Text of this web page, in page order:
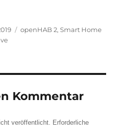
Kategorien
openHAB 2,Smart Home
Kommentar
veröffentlicht. Erforderliche